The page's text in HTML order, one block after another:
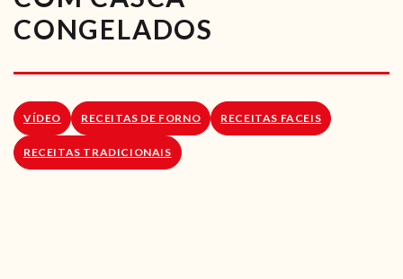
RECEITAS VEGGIE
LOJA ONLINE
CONGELADOS
VÍDEO RECEITAS DE FORNO RECEITAS FACEIS
RECEITAS TRADICIONAIS